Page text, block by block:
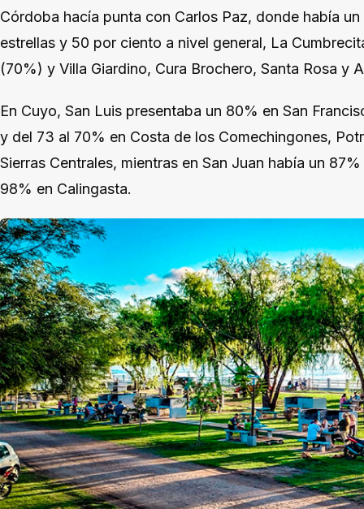
Córdoba hacía punta con Carlos Paz, donde había
estrellas y 50 por ciento a nivel general, La
(70%) y Villa Giardino, Cura Brochero, Santa Rosa y
En Cuyo, San Luis presentaba un 80% en San
y del 73 al 70% en Costa de los Comechingones,
Sierras Centrales, mientras en San Juan había un
98% en Calingasta.